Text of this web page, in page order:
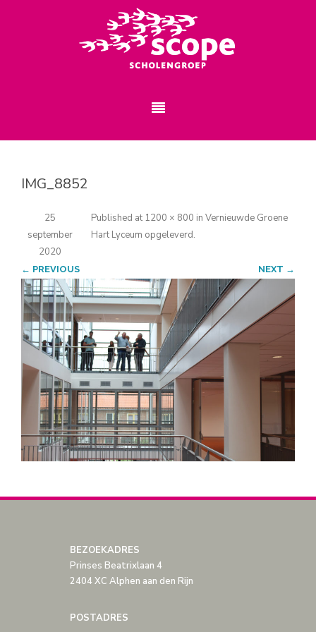
IMG_8852
Published
25
september
2020
at 1200 × 800 in Vernieuwde Groene
Hart Lyceum opgeleverd.
← PREVIOUS NEXT →
BEZOEKADRES
Prinses Beatrixlaan 4
2404 XC Alphen aan den Rijn
POSTADRES